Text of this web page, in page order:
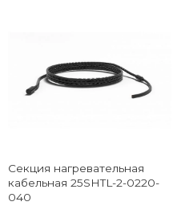
Секция нагревательная
кабельная 25SHTL-2-0220-
040